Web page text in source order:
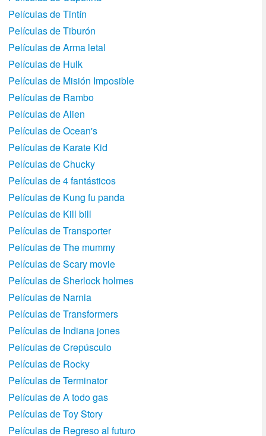
Películas de Tintín
Películas de Tiburón
Películas de Arma letal
Películas de Hulk
Películas de Misión Imposible
Películas de Rambo
Películas de Alien
Películas de Ocean's
Películas de Karate Kid
Películas de Chucky
Películas de 4 fantásticos
Películas de Kung fu panda
Películas de Kill bill
Películas de Transporter
Películas de The mummy
Películas de Scary movie
Películas de Sherlock holmes
Películas de Narnia
Películas de Transformers
Películas de Indiana jones
Películas de Crepúsculo
Películas de Rocky
Películas de Terminator
Películas de A todo gas
Películas de Toy Story
Películas de Regreso al futuro